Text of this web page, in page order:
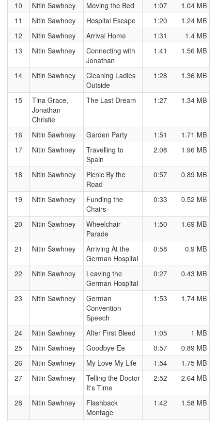
10 Nitin Sawhney Moving the Bed 1:07
1.04 MB
11
Nitin Sawhney Hospital Escape 1:20
1.24 MB
12
Nitin Sawhney Arrival Home 1:31
1.4 MB
13
Nitin Sawhney
Connecting with
Jonathan
1:41 1.56 MB
14 Nitin Sawhney
Cleaning Ladies
Outside
1:28 1.36 MB
15
Tina Grace,
Jonathan
Christie
The Last Dream 1:27 1.34 MB
16 Nitin Sawhney Garden Party 1:51
1.71 MB
17
Nitin Sawhney
Travelling to
Spain
2:08 1.96 MB
18 Nitin Sawhney
Picnic By the
Road
0:57 0.89 MB
19 Nitin Sawhney
Funding the
Chairs
0:33 0.52 MB
20 Nitin Sawhney
Wheelchair
Parade
1:50 1.69 MB
21 Nitin Sawhney
Arriving At the
German Hospital
0:58 0.9 MB
22 Nitin Sawhney
Leaving the
German Hospital
0:27 0.43 MB
23 Nitin Sawhney
German
Convention
Speech
1:53 1.74 MB
24 Nitin Sawhney After First Bleed 1:05
1 MB
25
Nitin Sawhney Goodbye-Ee 0:57
0.89 MB
26
Nitin Sawhney My Love My Life 1:54
1.75 MB
27
Nitin Sawhney
Telling the Doctor
It's Time
2:52 2.64 MB
28 Nitin Sawhney
Flashback
Montage
1:42 1.58 MB